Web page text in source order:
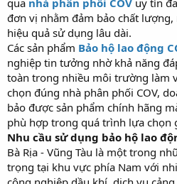
đơn vị nhằm đảm bảo chất
hiệu quả sử dụng lâu dài.
Các sản phẩm Bảo hộ lao động
nghiệp tin tưởng nhờ khả năng
toàn trong nhiều môi trường làm
chọn đúng nhà phân phối COV,
bảo được sản phẩm chính hãng
phù hợp trong quá trình lựa chọn
Nhu cầu sử dụng bảo hộ lao
Bà Rịa - Vũng Tàu là một trong
trọng tại khu vực phía Nam với